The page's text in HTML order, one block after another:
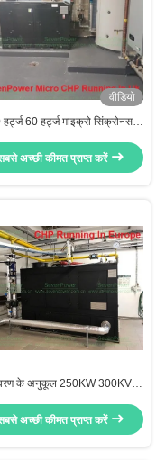
वीडियो
60 हर्ट्ज माइक्रो सिंक्रोनस
अच्छी कीमत प्राप्त करें
के अनुकूल 250KW 300KVA
अच्छी कीमत प्राप्त करें